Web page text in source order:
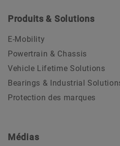
Produits & Solutions
E-Mobility
Powertrain & Chassis
Vehicle Lifetime Solutions
Bearings & Industrial
Protection des marques
Médias